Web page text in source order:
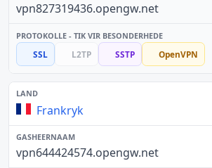
vpn827319436.opengw.net
SSL L2TP SSTP OpenVPN
Frankryk
vpn644424574.opengw.net